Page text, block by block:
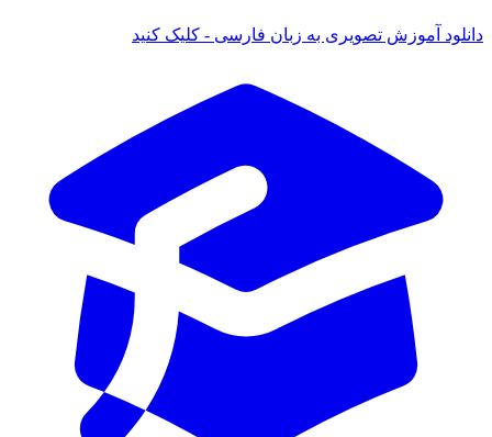
دانلود آموزش تصویری به زبان فارسی - کلیک کنید